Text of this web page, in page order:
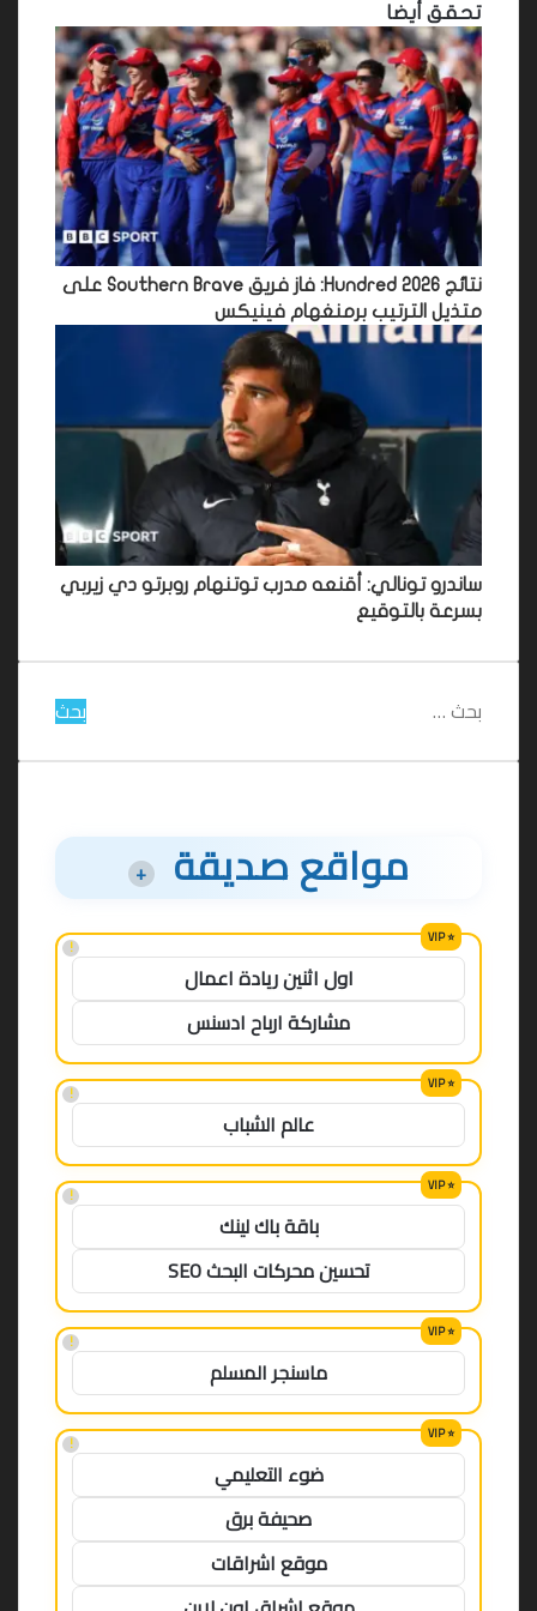
تحقق أيضا
نتائج Hundred 2026: فاز فريق Southern Brave على
متذيل الترتيب برمنغهام فينيكس
ساندرو تونالي: أقنعه مدرب توتنهام روبرتو دي زيربي
بسرعة بالتوقيع
مواقع صديقة +
!
اول اثنين ريادة اعمال
مشاركة ارباح ادسنس
!
عالم الشباب
!
باقة باك لينك
تحسين محركات البحث SEO
!
ماسنجر المسلم
!
ضوء التعليمي
صحيفة برق
موقع اشراقات